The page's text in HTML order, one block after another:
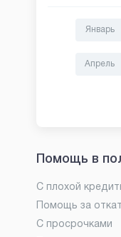
Январь
Апрель
Помощь в
С плохой
Помощь за откат
С просрочками